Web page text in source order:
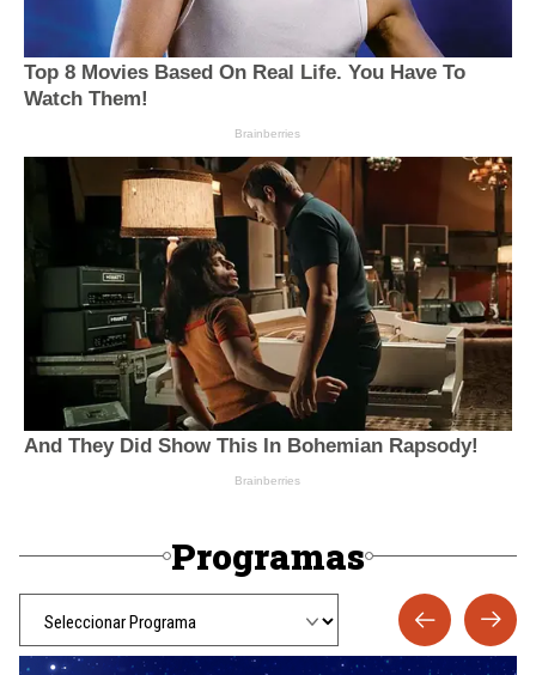
Programas